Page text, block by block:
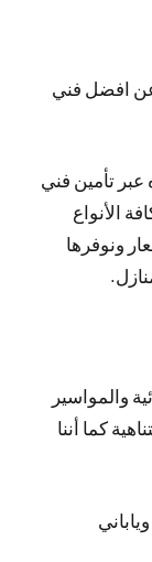
افضل فني
تأمين فني
الأنواع
ونوفرها
والمواسير
كما أننا